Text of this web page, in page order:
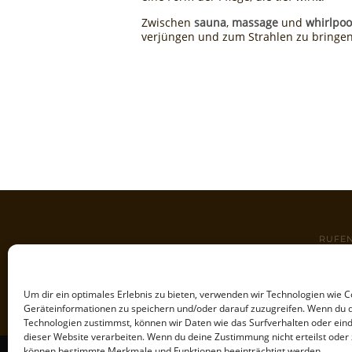
Um dir ein optimales Erlebnis zu bieten, verwenden wir Technologien wie
Geräteinformationen zu speichern und/oder darauf zuzugreifen. Wenn du
Technologien zustimmst, können wir Daten wie das Surfverhalten oder
dieser Website verarbeiten. Wenn du deine Zustimmung nicht erteilst oder
Zwischensauna, massage und
verjüngen und zum Strahlen zu